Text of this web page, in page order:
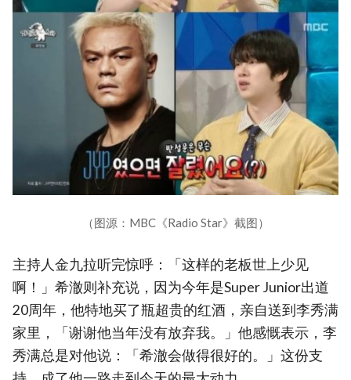
（图源：MBC《Radio Star》截图）
主持人金九拉听完惊呼：「这样的老板世上少见
啊！」希澈则补充说，因为今年是Super Junior出道
20周年，他特地买了瓶超贵的红酒，亲自送到李秀满
家里，「谢谢他当年没有放弃我。」他感慨表示，李
秀满总是对他说：「希澈会做得很好的。」这份支